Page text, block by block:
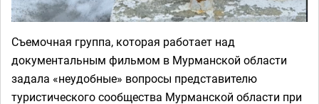
Съемочная группа, которая работает над
документальным фильмом в Мурманской области
задала «неудобные» вопросы представителю
туристического сообщества Мурманской области при